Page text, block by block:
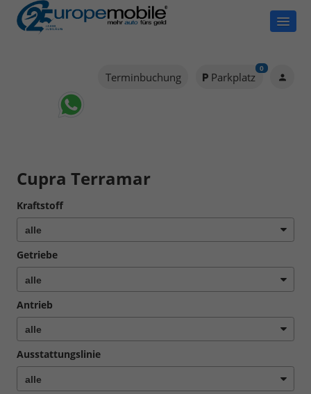
Terminbuchung Parkplatz
0
Cupra Terramar
Kraftstoff
Getriebe
Antrieb
Ausstattungslinie